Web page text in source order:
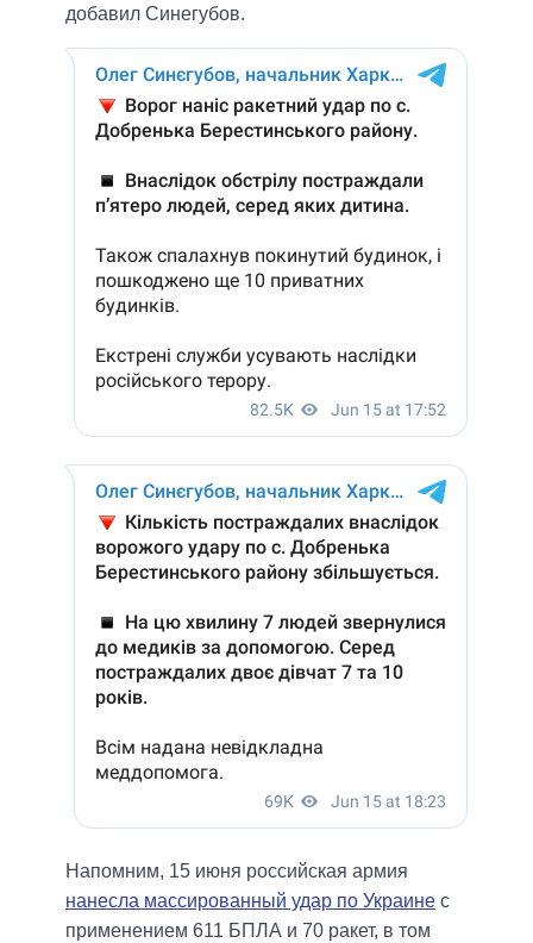
добавил Синегубов.
Напомним, 15 июня российская армия
нанесла массированный удар по Украине с
применением 611 БПЛА и 70 ракет, в том